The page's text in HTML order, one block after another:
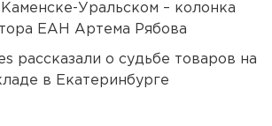
Уральском – колонка
ЕАН Артема Рябова
рассказали о судьбе товаров на
в Екатеринбурге